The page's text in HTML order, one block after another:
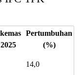
Pertumbuhan
(%)
14,0